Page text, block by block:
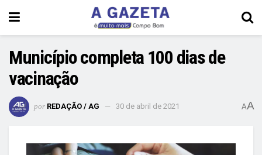
Município completa 100 dias de
vacinação
por REDAÇÃO / AG 30 de abril de 2021 AA